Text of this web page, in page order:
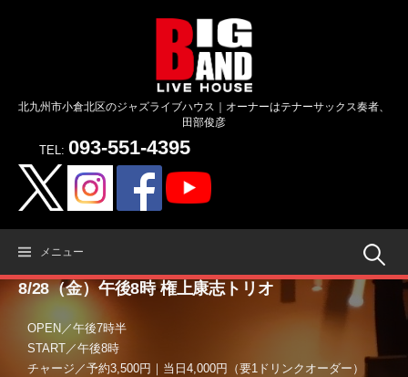
北九州市小倉北区のジャズライブハウス｜オーナーはテナーサックス奏者、
田部俊彦
TEL: 093-551-4395
メニュー 検
索:
8/28（金）午後8時 権上康志トリオ
OPEN／午後7時半
START／午後8時
チャージ／予約3,500円｜当日4,000円（要1ドリンクオーダー）